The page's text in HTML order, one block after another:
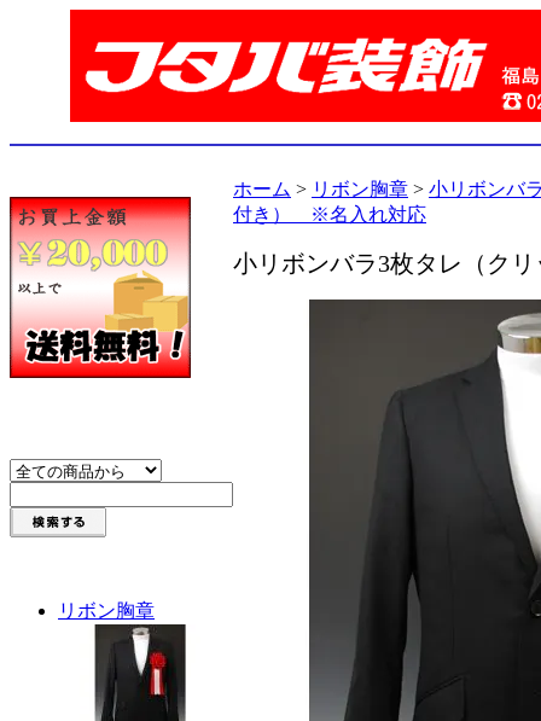
リボン胸章
ホーム > リボン胸章 > 小リボンバ
付き） ※名入れ対応
小リボンバラ3枚タレ（ク